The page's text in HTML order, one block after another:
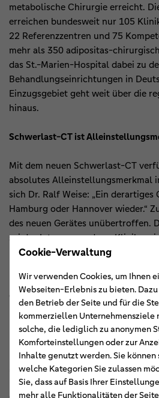
metabolische Chirurgie erreicht.
erreichen bundesweit nur 105
22 Referenzzentren und 75
mehr als 350 adipositas-
das St.-Marien-Hospital dabei zu
Behandlungseinrichtungen in
Einzugsgebiet geht weit über die
hinaus.
Schwerlast-CT ist
Mit dem neuen Schwerlast-CT
absolutes Alleinstellungsmerkmal
sich Dr. Ralf Weise: „Ein
Hamburg oder Hannover wieder.“
des neuen Gerätes unübertroffen.
sei das Interesse anderer Kliniken,
übergewichtiger Patienten
Unterstützer vor kurzem das
elektrischen Lifte, die quer durch
können, bedeuteten eine
Land müsste eigentlich investieren
„Das sind Investitionen, die
Niedersachsen tätigen müsste“,
Cookie-Verwaltung
Wir verwenden Cookies, um Ihnen
Webseiten-Erlebnis zu bieten.
den Betrieb der Seite und für die
kommerziellen Unternehmensziele
solche, die lediglich zu anonymen
Komforteinstellungen oder zur
Inhalte genutzt werden. Sie können
welche Kategorien Sie zulassen
Sie, dass auf Basis Ihrer
mehr alle Funktionalitäten der